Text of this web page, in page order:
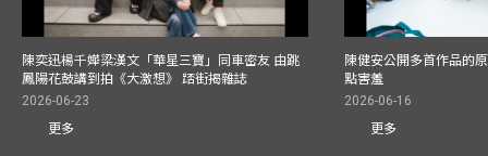
陳奕迅楊千嬅梁漢文「華星三寶」同車密友 由跳
鳳陽花鼓講到拍《大激想》 踎街揭雜誌
2026-06-23
更多
陳健安公開多首作品的
點害羞
2026-06-16
更多